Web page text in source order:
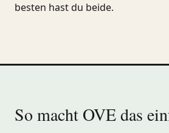
besten hast du beide.
So macht OVE das